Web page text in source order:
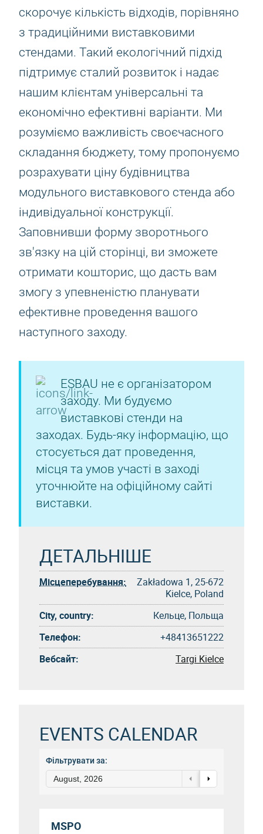
скорочує кількість відходів, порівняно
з традиційними виставковими
стендами. Такий екологічний підхід
підтримує сталий розвиток і надає
нашим клієнтам універсальні та
економічно ефективні варіанти. Ми
розуміємо важливість своєчасного
складання бюджету, тому пропонуємо
розрахувати ціну будівництва
модульного виставкового стенда або
індивідуальної конструкції.
Заповнивши форму зворотнього
зв'язку на цій сторінці, ви зможете
отримати кошторис, що дасть вам
змогу з упевненістю планувати
ефективне проведення вашого
наступного заходу.
ESBAU не є організатором
заходу. Ми будуємо
виставкові стенди на
заходах. Будь-яку інформацію, що
стосується дат проведення,
місця та умов участі в заході
уточнюйте на офіційному сайті
виставки.
ДЕТАЛЬНІШЕ
Місцеперебування:
Zakładowa 1, 25-672
Kielce, Poland
City, country:
Кельце, Польща
Телефон:
+48413651222
Вебсайт:
Targi Kielce
EVENTS CALENDAR
Фільтрувати за:
August, 2026
MSPO